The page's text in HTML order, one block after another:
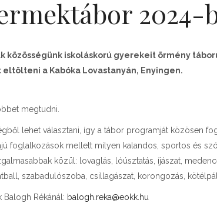
2024-
közösségünk iskoláskorú gyerekeit örmény
a Kabóka Lovastanyán, Enyingen.
megtudni.
lehet választani, így a tábor programját közösen
foglalkozások mellett milyen kalandos, sportos és
közül: lovaglás, lóúsztatás, íjászat,
szabadulószoba, csillagászat, korongozás,
Rékánál: balogh.reka@eokk.hu